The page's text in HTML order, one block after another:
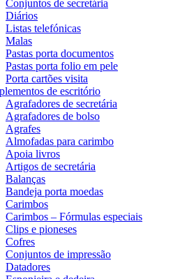
Conjuntos de secretária
Diários
Listas telefónicas
Malas
Pastas porta documentos
Pastas porta folio em pele
Porta cartões visita
de escritório
Agrafadores de secretária
Agrafadores de bolso
Agrafes
Almofadas para carimbo
Apoia livros
Artigos de secretária
Balanças
Bandeja porta moedas
Carimbos
Carimbos – Fórmulas especiais
Clips e pioneses
Cofres
Conjuntos de impressão
Datadores